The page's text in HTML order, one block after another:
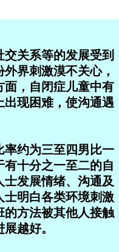
关系等的发展受到
界刺激漠不关心，
，自闭症儿童中有
现困难，使沟通遇
率约为三至四男比一
十分之一至二的自
发展情绪、沟通及
明白各类环境刺激
方法被其他人接触
越好。